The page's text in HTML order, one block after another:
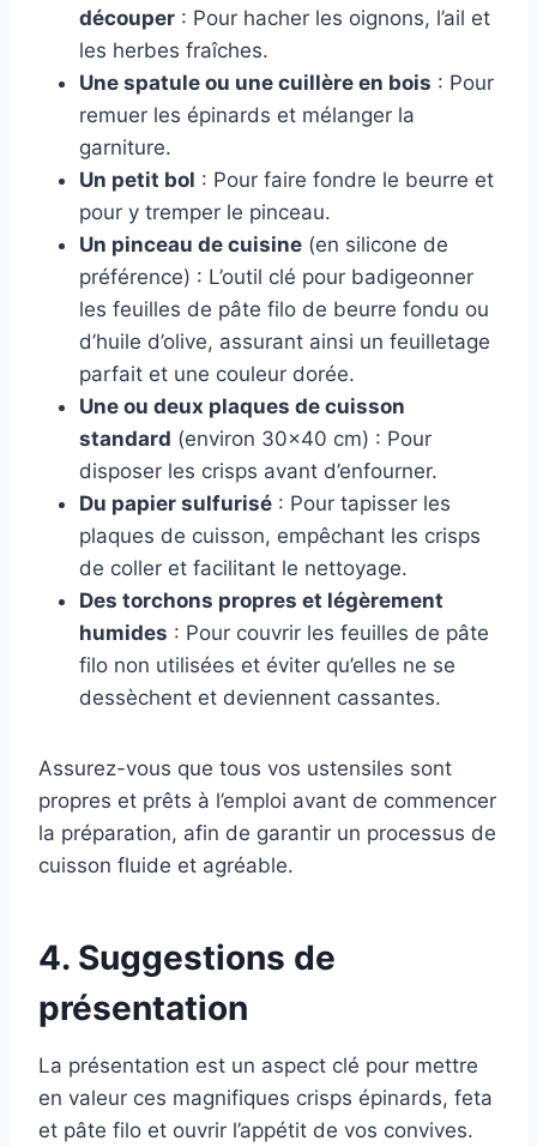
découper : Pour hacher les oignons, l’ail et
les herbes fraîches.
Une spatule ou une cuillère en bois : Pour
remuer les épinards et mélanger la
garniture.
Un petit bol : Pour faire fondre le beurre et
pour y tremper le pinceau.
Un pinceau de cuisine (en silicone de
préférence) : L’outil clé pour badigeonner
les feuilles de pâte filo de beurre fondu ou
d’huile d’olive, assurant ainsi un feuilletage
parfait et une couleur dorée.
Une ou deux plaques de cuisson
standard (environ 30×40 cm) : Pour
disposer les crisps avant d’enfourner.
Du papier sulfurisé : Pour tapisser les
plaques de cuisson, empêchant les crisps
de coller et facilitant le nettoyage.
Des torchons propres et légèrement
humides : Pour couvrir les feuilles de pâte
filo non utilisées et éviter qu’elles ne se
dessèchent et deviennent cassantes.
Assurez-vous que tous vos ustensiles sont
propres et prêts à l’emploi avant de commencer
la préparation, afin de garantir un processus de
cuisson fluide et agréable.
4. Suggestions de
présentation
La présentation est un aspect clé pour mettre
en valeur ces magnifiques crisps épinards, feta
et pâte filo et ouvrir l’appétit de vos convives.